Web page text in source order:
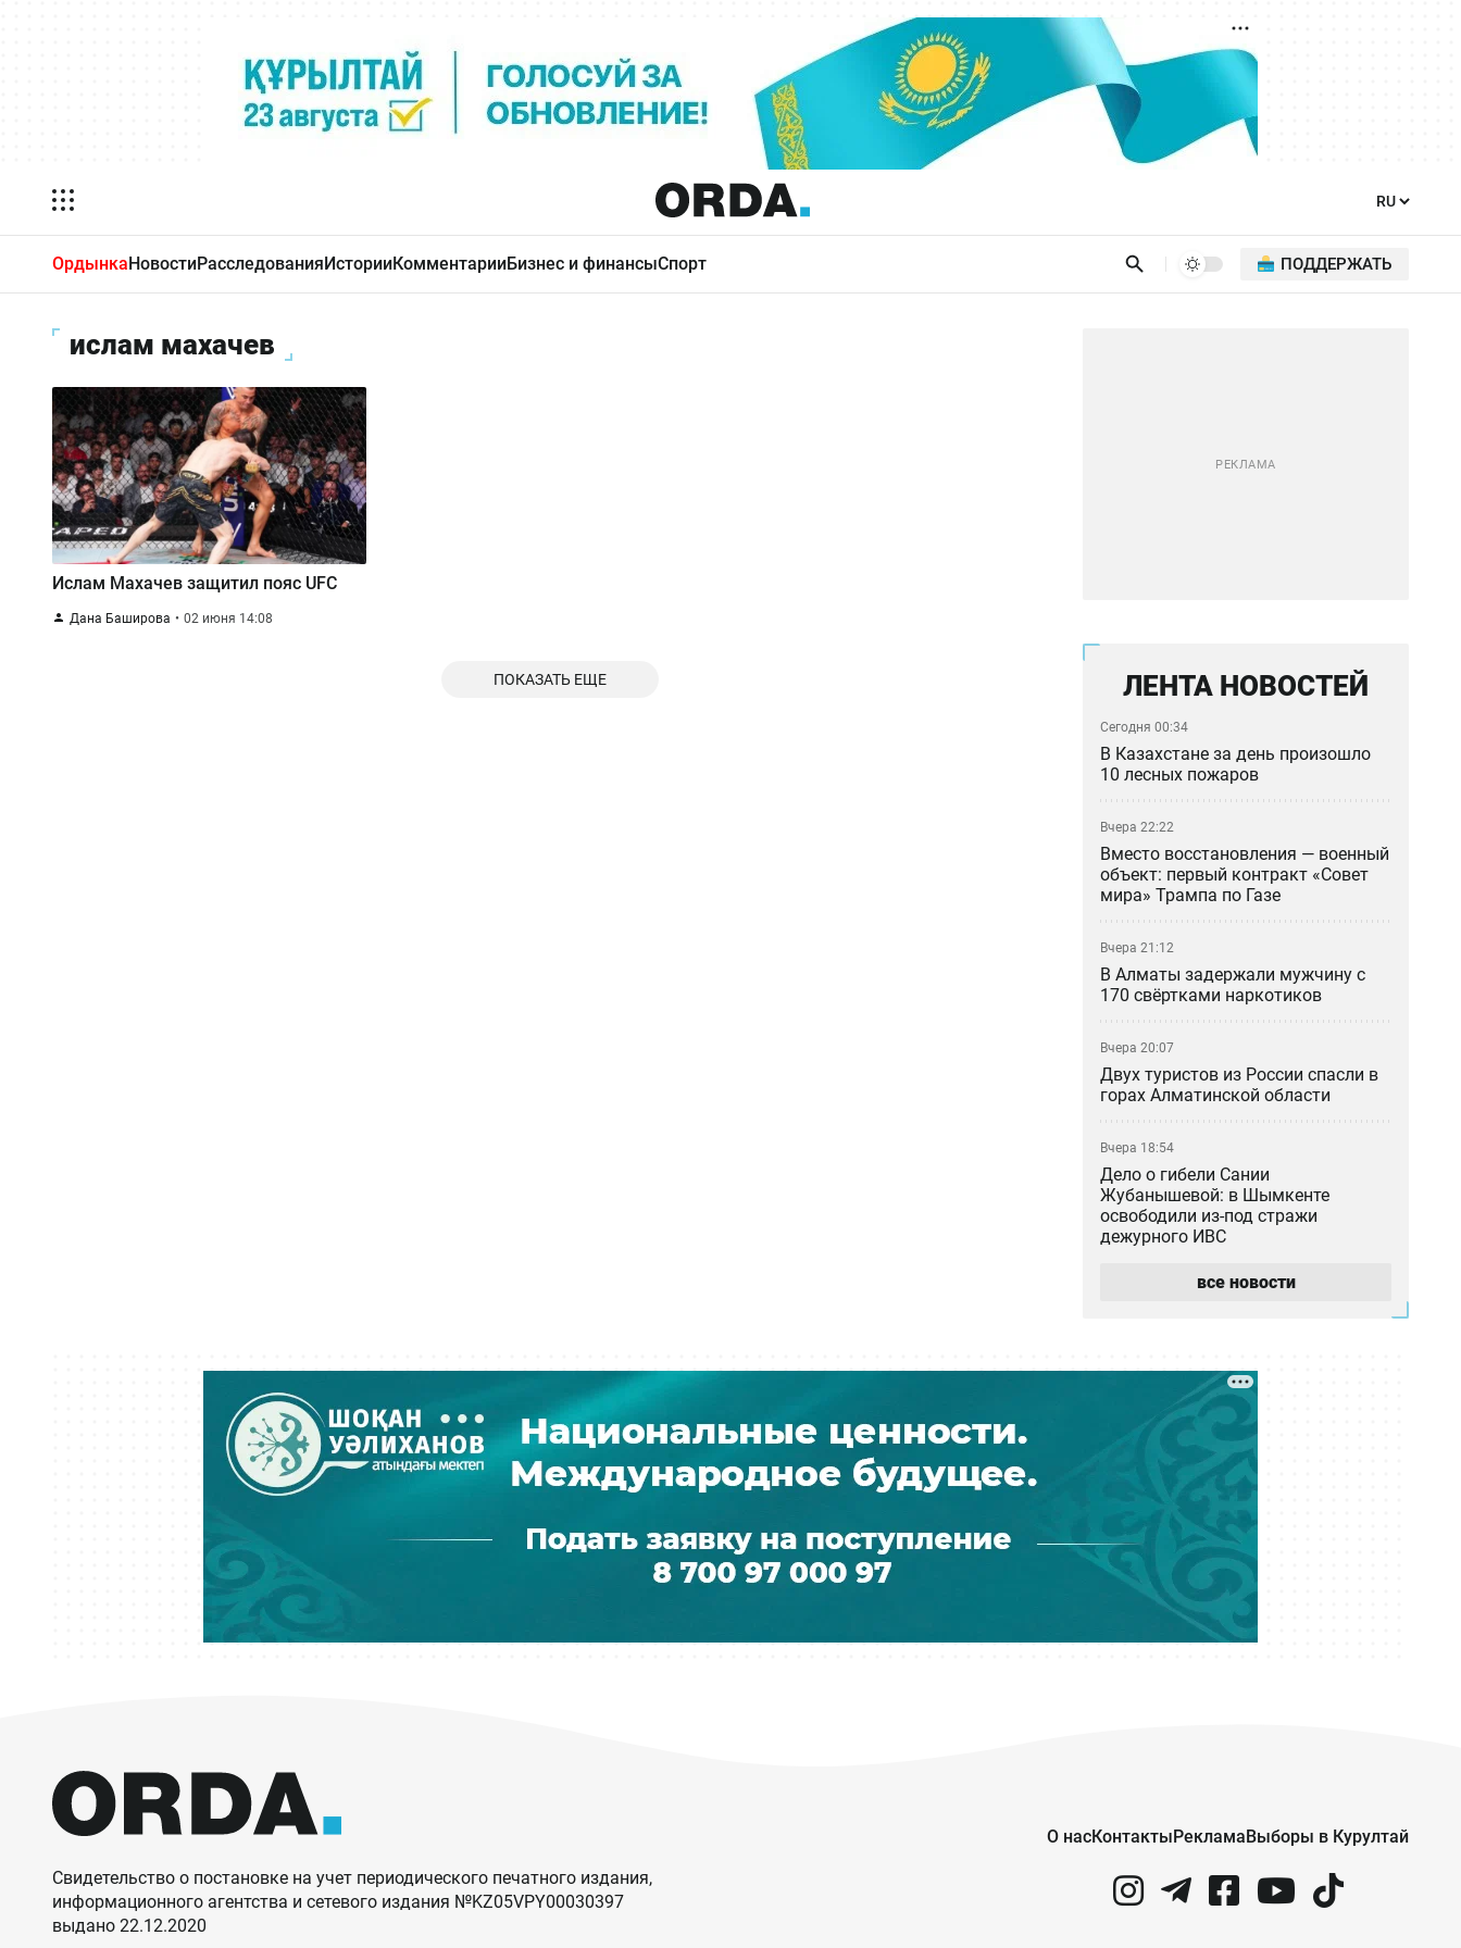
ОрдынкаНовостиРасследованияИсторииКомментарииБизнес и финансыСпорт ПОДДЕРЖАТЬ
ислам махачев
Ислам Махачев защитил пояс UFC
Дана Баширова 02 июня 14:08
ПОКАЗАТЬ ЕЩЕ ЛЕНТА НОВОСТЕЙ
Сегодня 00:34
В Казахстане за день произошло
10 лесных пожаров
Вчера 22:22
Вместо восстановления — военный
объект: первый контракт «Совет
мира» Трампа по Газе
Вчера 21:12
В Алматы задержали мужчину с
170 свёртками наркотиков
Вчера 20:07
Двух туристов из России спасли в
горах Алматинской области
Вчера 18:54
Дело о гибели Сании
Жубанышевой: в Шымкенте
освободили из-под стражи
дежурного ИВС
Курильщик поджёг, владелец не
уберёг: кто ответил за сгоревшую
Audi в Астане
Вчера 17:33
Скандал в Алматы: шестилетний
особенный ребёнок сбежал из
центра реабилитации и потерялся
Вчера 15:43
Государственный пакет ERG
все новости
Свидетельство о постановке на учет периодического печатного издания,
информационного агентства и сетевого издания №KZ05VPY00030397
выдано 22.12.2020
О насКонтактыРекламаВыборы в Курултай